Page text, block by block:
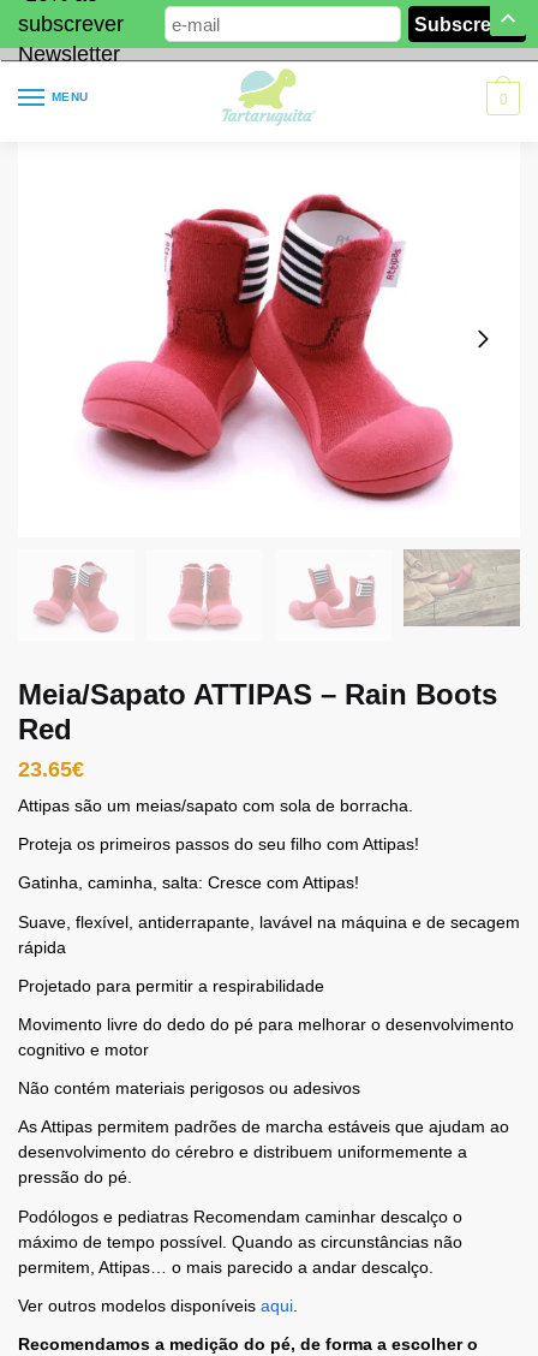
subscrever
Newsletter
MENU 0
Meia/Sapato ATTIPAS – Rain Boots
Red
23.65€
Attipas são um meias/sapato com sola de borracha.
Proteja os primeiros passos do seu filho com Attipas!
Gatinha, caminha, salta: Cresce com Attipas!
Suave, flexível, antiderrapante, lavável na máquina e de secagem
rápida
Projetado para permitir a respirabilidade
Movimento livre do dedo do pé para melhorar o desenvolvimento
cognitivo e motor
Não contém materiais perigosos ou adesivos
As Attipas permitem padrões de marcha estáveis que ajudam ao
desenvolvimento do cérebro e distribuem uniformemente a
pressão do pé.
Podólogos e pediatras Recomendam caminhar descalço o
máximo de tempo possível. Quando as circunstâncias não
permitem, Attipas… o mais parecido a andar descalço.
Ver outros modelos disponíveis aqui
Recomendamos a medição do pé, de forma a escolher o